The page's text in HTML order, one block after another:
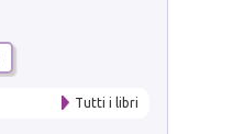
Tutti i libri